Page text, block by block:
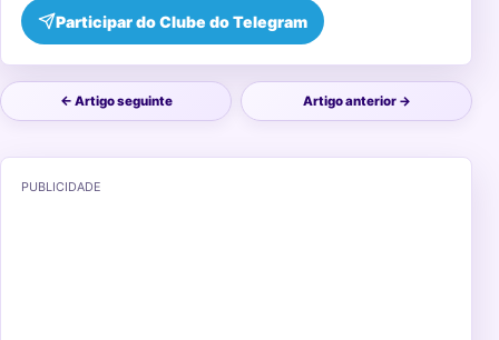
Participar do Clube do Telegram
← Artigo seguinte Artigo anterior →
PUBLICIDADE